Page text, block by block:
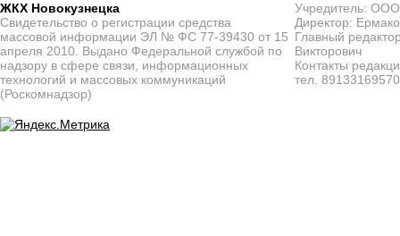
ЖКХ Новокузнецка
Свидетельство о регистрации средства
массовой информации ЭЛ № ФС 77-39430 от 15
апреля 2010. Выдано Федеральной службой по
надзору в сфере связи, информационных
технологий и массовых коммуникаций
(Роскомнадзор)
Учредитель:
Директор:
Главный
Викторович
Контакты
тел. 89133169570